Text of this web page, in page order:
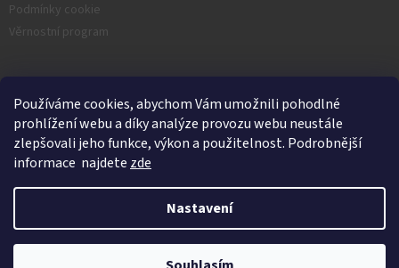
Používáme cookies, abychom Vám umožnili pohodlné
prohlížení webu a díky analýze provozu webu neustále
zlepšovali jeho funkce, výkon a použitelnost. Podrobnější
informace najdete zde
Nastavení
Podmínky cookie
Věrnostní program
Facebook
Vytvořil Shoptet